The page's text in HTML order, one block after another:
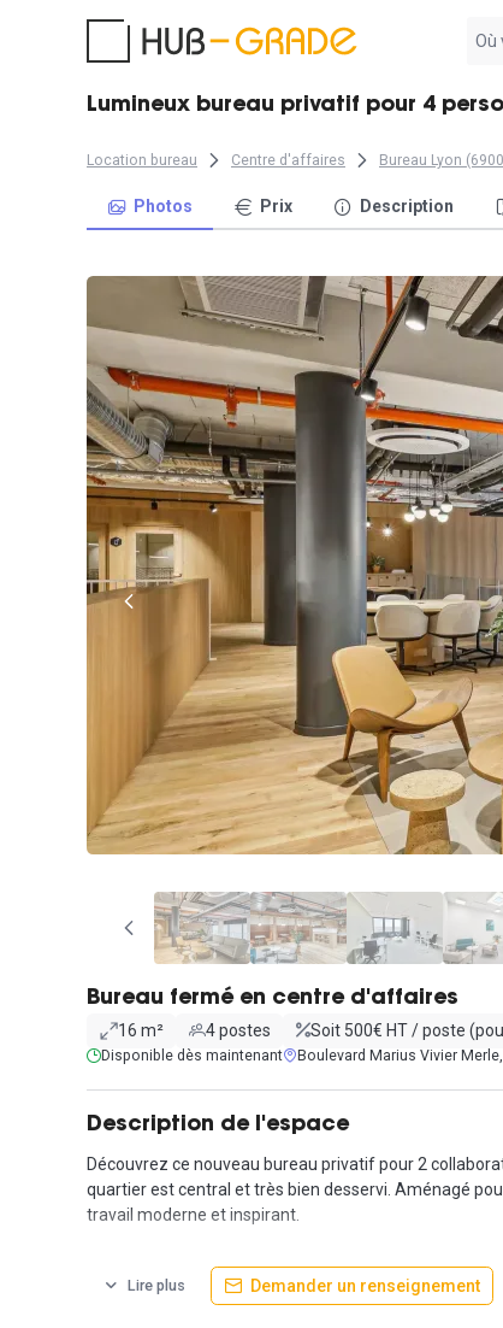
Lumineux bureau privatif pour 4
Location bureau Centre d'affaires Bureau Lyon
Photos Prix Description
Bureau fermé en centre d'affaires
16 m² 4 postes Soit 500€ HT / poste
Disponible dès maintenant Boulevard Marius Vivier Merle,
Description de l'espace
Découvrez ce nouveau bureau privatif pour 2
quartier est central et très bien desservi. Aménagé
travail moderne et inspirant.
Vous bénéficierez d'un accès 24h/24, d'une
pourrez également utiliser le bureau comme adresse
Lire plus Demander un renseignement